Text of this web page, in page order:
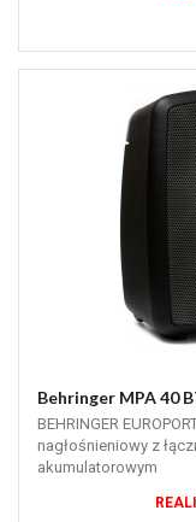
Behringer MPA 40
BEHRINGER
nagłośnieniowy z
akumulatorowym